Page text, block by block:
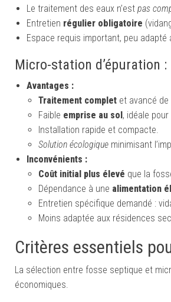
Le traitement des eaux n’est pas
Entretien régulier obligatoire
Espace requis important, peu
Micro-station d’épuration
Avantages :
Traitement complet et avancé de
Faible emprise au sol, idéale
Installation rapide et compacte.
Solution écologique minimisant
Inconvénients :
Coût initial plus élevé que la
Dépendance à une alimentation
Entretien spécifique demandé :
Moins adaptée aux résidences
Critères essentiels
La sélection entre fosse septique et
économiques.